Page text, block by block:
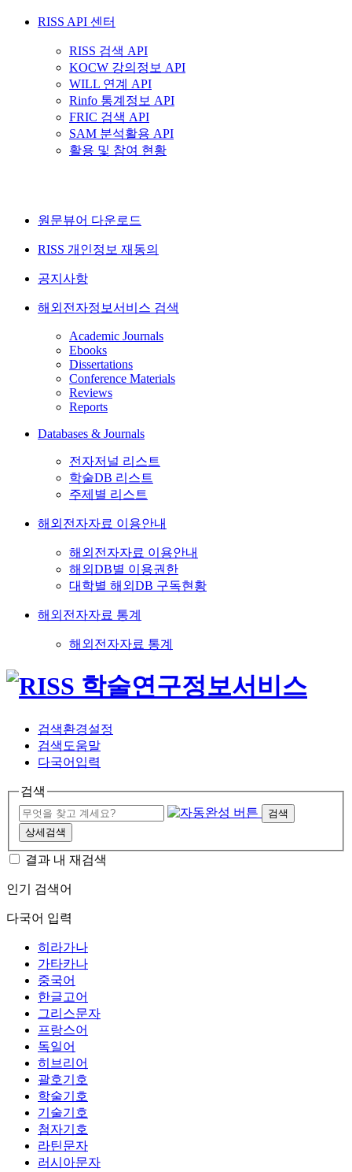
RISS API 센터
RISS 검색 API
KOCW 강의정보 API
WILL 연계 API
Rinfo 통계정보 API
FRIC 검색 API
SAM 분석활용 API
활용 및 참여 현황
원문뷰어 다운로드
RISS 개인정보 재동의
공지사항
해외전자정보서비스 검색
Academic Journals
Ebooks
Dissertations
Conference Materials
Reviews
Reports
Databases & Journals
전자저널 리스트
학술DB 리스트
주제별 리스트
해외전자자료 이용안내
해외전자자료 이용안내
해외DB별 이용권한
대학별 해외DB 구독현황
해외전자자료 통계
해외전자자료 통계
검색환경설정
검색도움말
다국어입력
검색
검색
상세검색
결과 내 재검색
인기 검색어
다국어 입력
히라가나
가타카나
중국어
한글고어
그리스문자
프랑스어
독일어
히브리어
괄호기호
학술기호
기술기호
첨자기호
라틴문자
러시아문자